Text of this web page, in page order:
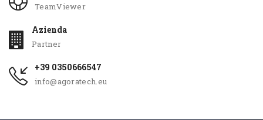
TeamViewer
Azienda
Partner
+39 0350666547
info@agoratech.eu